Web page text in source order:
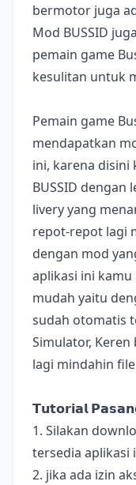
bermotor juga
Mod BUSSID
pemain game
kesulitan untuk
Pemain game
mendapatkan
ini, karena disini
BUSSID dengan
livery yang
repot-repot lagi
dengan mod
aplikasi ini
mudah yaitu
sudah otomatis
Simulator,
lagi mindahin
𝗧𝘂𝘁𝗼𝗿𝗶𝗮𝗹
1. Silakan
tersedia aplikasi
2. jika ada izin